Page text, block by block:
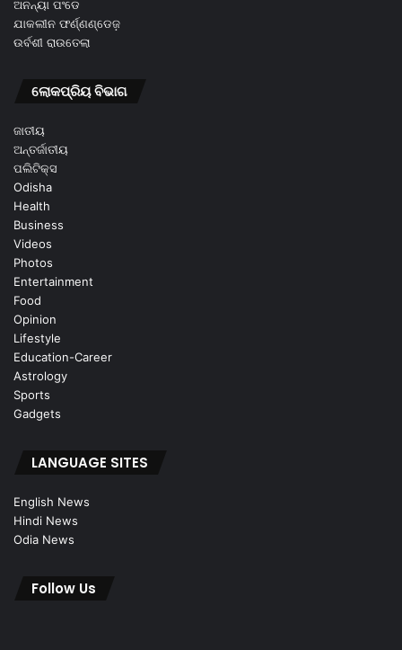
ଅନନ୍ୟା ପଂଡେ
ଯାକଲୀନ ଫର୍ଣ୍ଣଣ୍ଡେଜ଼
ଉର୍ବଶୀ ରାଉତେଲା
ଲୋକପ୍ରିୟ ବିଭାଗ
ଜାତୀୟ
ଅନ୍ତର୍ଜାତୀୟ
ପଲିଟିକ୍ସ
Odisha
Health
Business
Videos
Photos
Entertainment
Food
Opinion
Lifestyle
Education-Career
Astrology
Sports
Gadgets
LANGUAGE SITES
English News
Hindi News
Odia News
Follow Us